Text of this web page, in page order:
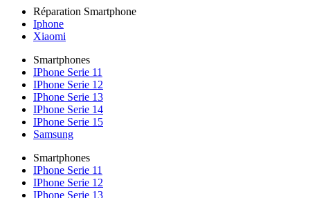
Réparation Smartphone
Iphone
Xiaomi
Smartphones
IPhone Serie 11
IPhone Serie 12
IPhone Serie 13
IPhone Serie 14
IPhone Serie 15
Samsung
Smartphones
IPhone Serie 11
IPhone Serie 12
IPhone Serie 13